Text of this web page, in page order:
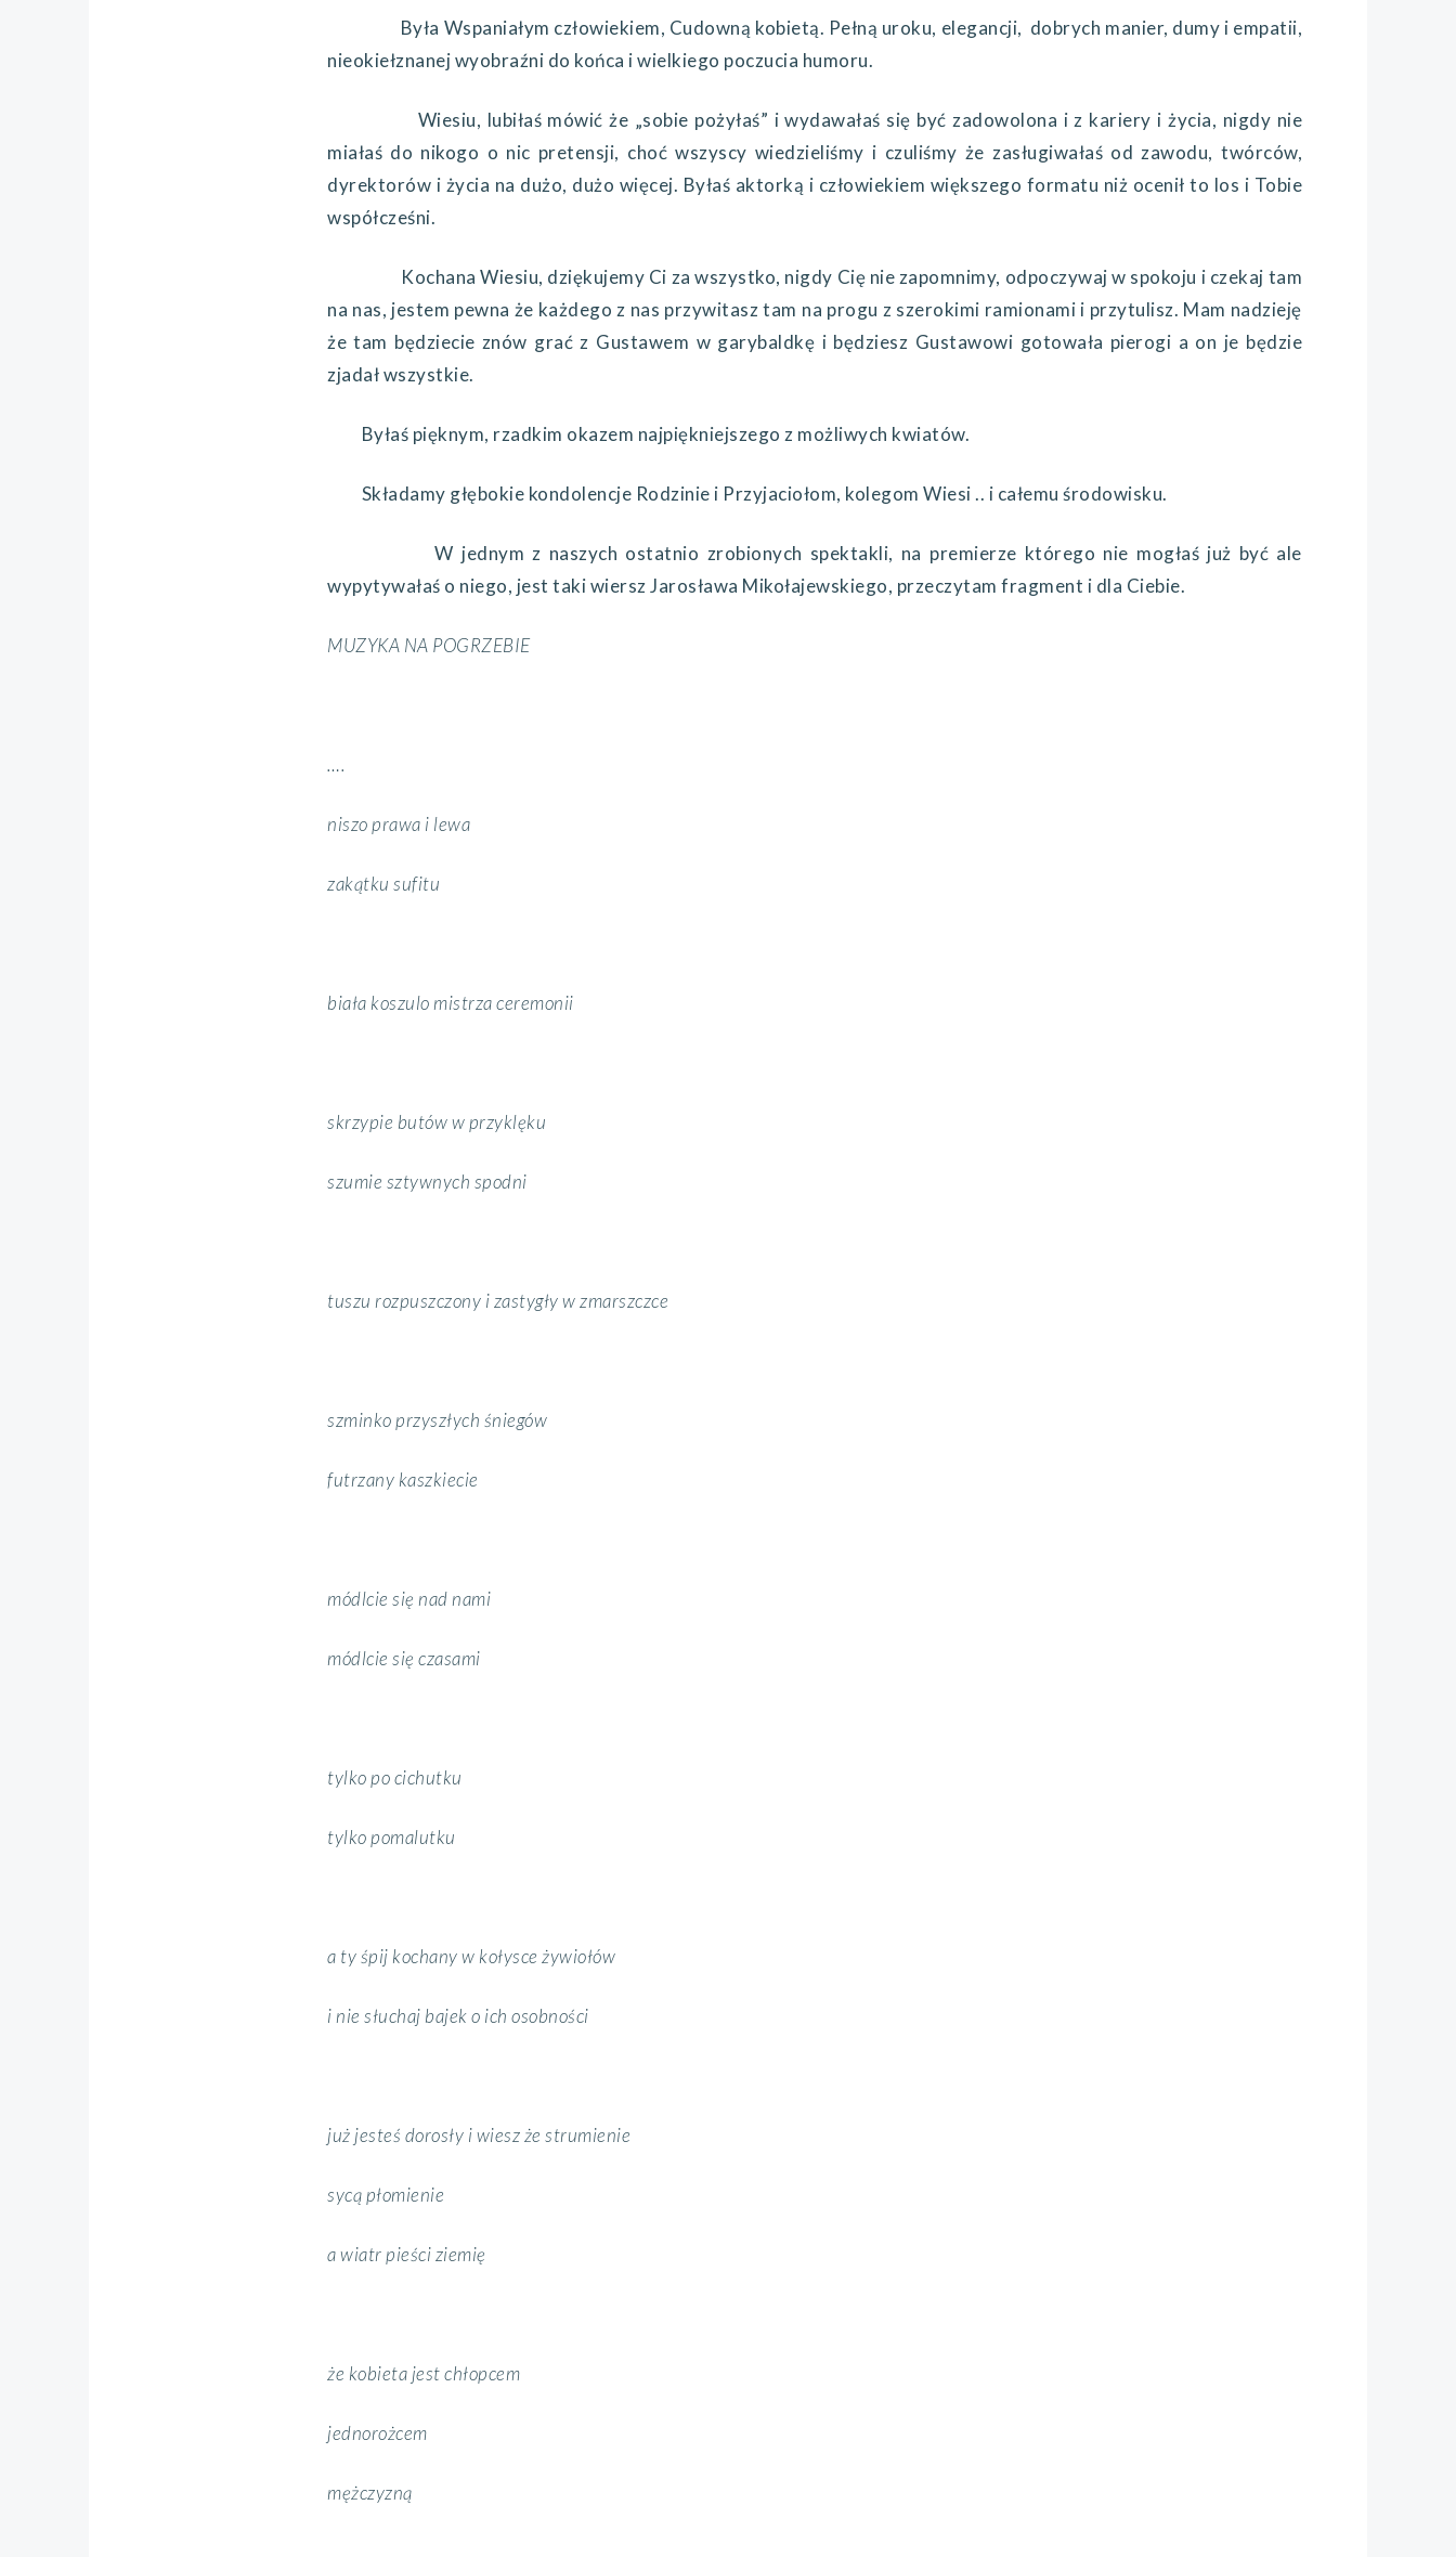
Była Wspaniałym człowiekiem, Cudowną kobietą. Pełną uroku, elegancji, dobrych manier, dumy i empatii,
nieokiełznanej wyobraźni do końca i wielkiego poczucia humoru.
Wiesiu, lubiłaś mówić że „sobie pożyłaś” i wydawałaś się być zadowolona i z kariery i życia, nigdy nie
miałaś do nikogo o nic pretensji, choć wszyscy wiedzieliśmy i czuliśmy że zasługiwałaś od zawodu, twórców,
dyrektorów i życia na dużo, dużo więcej. Byłaś aktorką i człowiekiem większego formatu niż ocenił to los i Tobie
współcześni.
Kochana Wiesiu, dziękujemy Ci za wszystko, nigdy Cię nie zapomnimy, odpoczywaj w spokoju i czekaj tam
na nas, jestem pewna że każdego z nas przywitasz tam na progu z szerokimi ramionami i przytulisz. Mam nadzieję
że tam będziecie znów grać z Gustawem w garybaldkę i będziesz Gustawowi gotowała pierogi a on je będzie
zjadał wszystkie.
Byłaś pięknym, rzadkim okazem najpiękniejszego z możliwych kwiatów.
Składamy głębokie kondolencje Rodzinie i Przyjaciołom, kolegom Wiesi .. i całemu środowisku.
W jednym z naszych ostatnio zrobionych spektakli, na premierze którego nie mogłaś już być ale
wypytywałaś o niego, jest taki wiersz Jarosława Mikołajewskiego, przeczytam fragment i dla Ciebie.
MUZYKA NA POGRZEBIE
….
niszo prawa i lewa
zakątku sufitu
biała koszulo mistrza ceremonii
skrzypie butów w przyklęku
szumie sztywnych spodni
tuszu rozpuszczony i zastygły w zmarszczce
szminko przyszłych śniegów
futrzany kaszkiecie
módlcie się nad nami
módlcie się czasami
tylko po cichutku
tylko pomalutku
a ty śpij kochany w kołysce żywiołów
i nie słuchaj bajek o ich osobności
już jesteś dorosły i wiesz że strumienie
sycą płomienie
a wiatr pieści ziemię
że kobieta jest chłopcem
jednorożcem
mężczyzną